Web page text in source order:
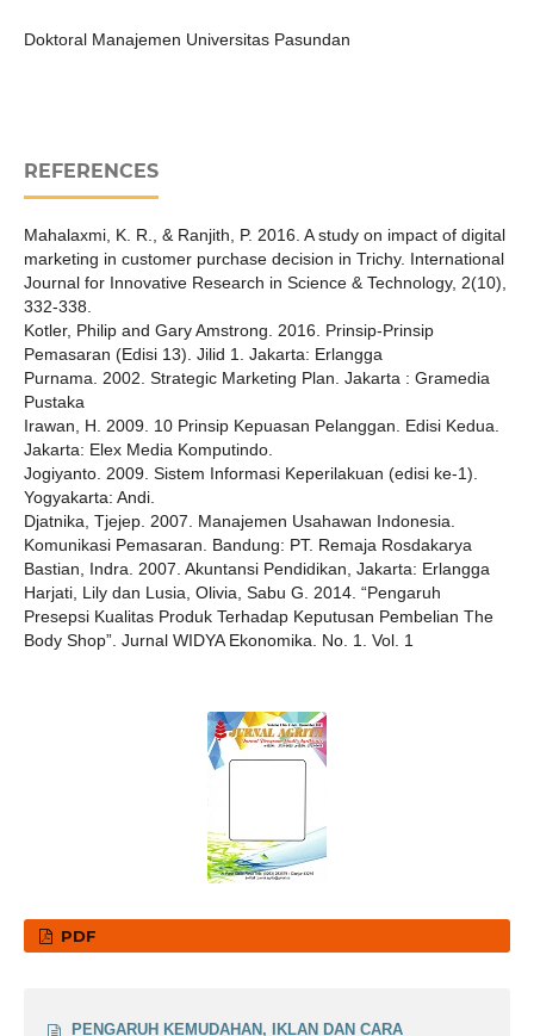
Doktoral Manajemen Universitas Pasundan
REFERENCES
Mahalaxmi, K. R., & Ranjith, P. 2016. A study on impact of digital
marketing in customer purchase decision in Trichy. International
Journal for Innovative Research in Science & Technology, 2(10),
332-338.
Kotler, Philip and Gary Amstrong. 2016. Prinsip-Prinsip
Pemasaran (Edisi 13). Jilid 1. Jakarta: Erlangga
Purnama. 2002. Strategic Marketing Plan. Jakarta : Gramedia
Pustaka
Irawan, H. 2009. 10 Prinsip Kepuasan Pelanggan. Edisi Kedua.
Jakarta: Elex Media Komputindo.
Jogiyanto. 2009. Sistem Informasi Keperilakuan (edisi ke-1).
Yogyakarta: Andi.
Djatnika, Tjejep. 2007. Manajemen Usahawan Indonesia.
Komunikasi Pemasaran. Bandung: PT. Remaja Rosdakarya
Bastian, Indra. 2007. Akuntansi Pendidikan, Jakarta: Erlangga
Harjati, Lily dan Lusia, Olivia, Sabu G. 2014. “Pengaruh
Presepsi Kualitas Produk Terhadap Keputusan Pembelian The
Body Shop”. Jurnal WIDYA Ekonomika. No. 1. Vol. 1
PDF
PENGARUH KEMUDAHAN, IKLAN DAN CARA